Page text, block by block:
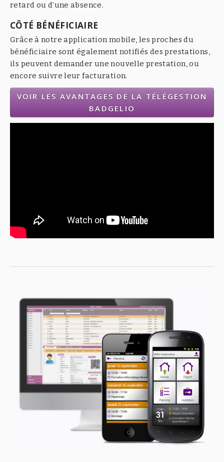
retard ou d’une absence.
CÔTÉ BÉNÉFICIAIRE
Grâce à notre application mobile, les proches du
bénéficiaire sont également notifiés des prestations,
ils peuvent demander une nouvelle prestation, ou
encore suivre leur facturation.
VOIR LES AVANTAGES DE LA TÉLÉGESTION
BADGELIO